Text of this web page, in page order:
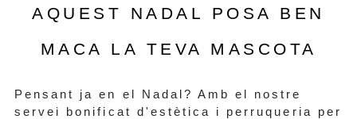
AQUEST NADAL POSA BEN
MACA LA TEVA MASCOTA
Pensant ja en el Nadal? Amb el nostre
servei bonificat d'estètica i perruqueria per